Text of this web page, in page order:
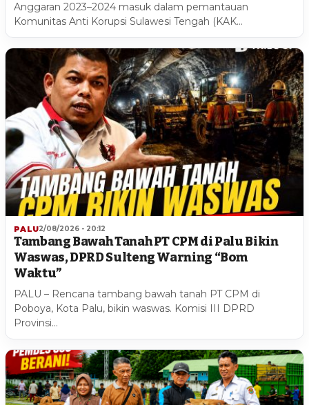
Anggaran 2023–2024 masuk dalam pemantauan
Komunitas Anti Korupsi Sulawesi Tengah (KAK…
PALU2/08/2026 - 20:12
Tambang Bawah Tanah PT CPM di Palu Bikin
Waswas, DPRD Sulteng Warning “Bom
Waktu”
PALU – Rencana tambang bawah tanah PT CPM di
Poboya, Kota Palu, bikin waswas. Komisi III DPRD
Provinsi…